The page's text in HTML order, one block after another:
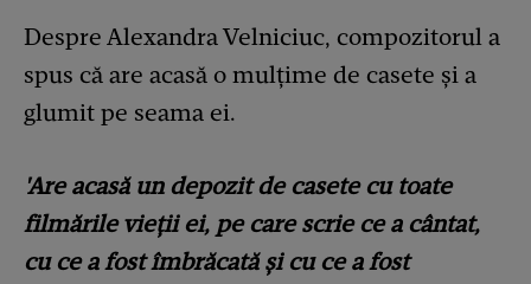
Despre Alexandra Velniciuc, compozitorul a
spus că are acasă o mulțime de casete și a
glumit pe seama ei.
'Are acasă un depozit de casete cu toate
filmările vieții ei, pe care scrie ce a cântat,
cu ce a fost îmbrăcată și cu ce a fost